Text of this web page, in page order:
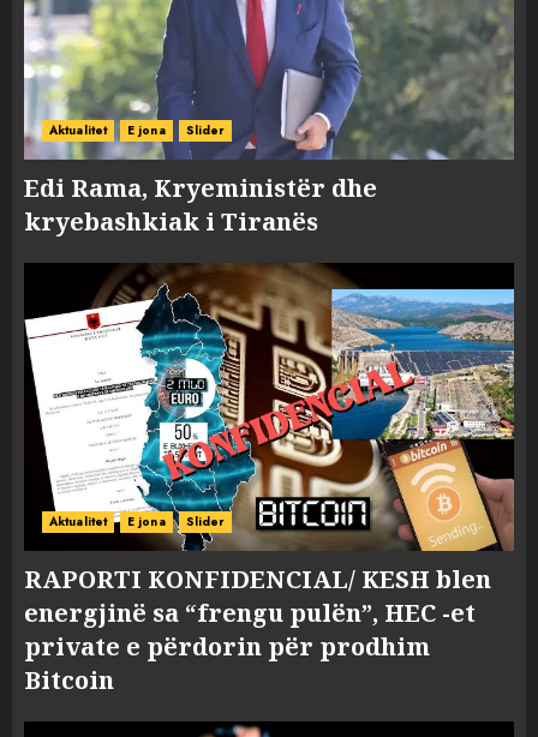
Aktualitet E jona Slider
Edi Rama, Kryeministër dhe
kryebashkiak i Tiranës
Aktualitet E jona Slider
RAPORTI KONFIDENCIAL/ KESH blen
energjinë sa “frengu pulën”, HEC -et
private e përdorin për prodhim
Bitcoin